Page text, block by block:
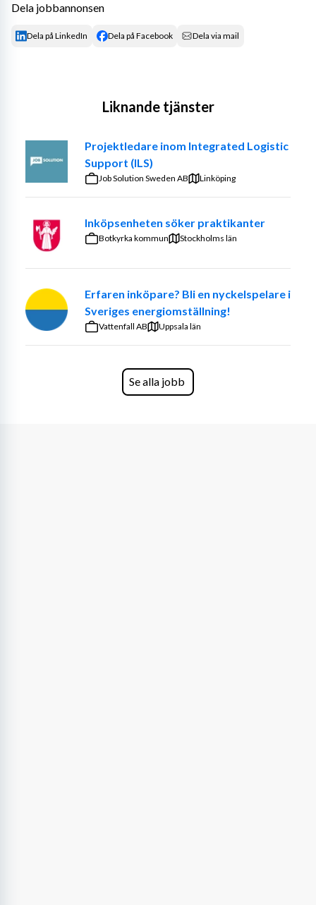
Dela jobbannonsen
Dela på LinkedIn Dela på Facebook Dela via mail
Liknande tjänster
Projektledare inom Integrated Logistic
Support (ILS)
Job Solution Sweden AB Linköping
Inköpsenheten söker praktikanter
Botkyrka kommun Stockholms län
Erfaren inköpare? Bli en nyckelspelare i
Sveriges energiomställning!
Vattenfall AB Uppsala län
Se alla jobb